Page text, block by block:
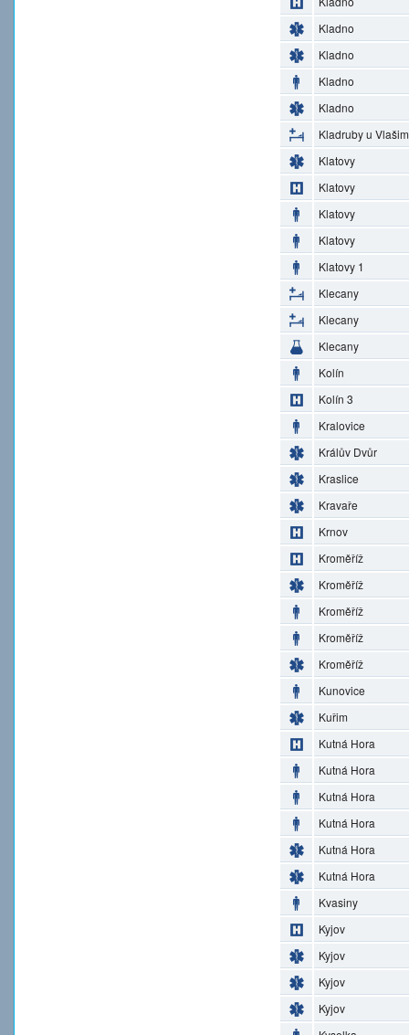
Kladno
Kladno
Kladno
Kladno
Kladruby u
Klatovy
Klatovy
Klatovy
Klatovy
Klatovy 1
Klecany
Klecany
Klecany
Kolín
Kolín 3
Kralovice
Králův Dvůr
Kraslice
Kravaře
Krnov
Kroměříž
Kroměříž
Kroměříž
Kroměříž
Kroměříž
Kunovice
Kuřim
Kutná Hora
Kutná Hora
Kutná Hora
Kutná Hora
Kutná Hora
Kutná Hora
Kvasiny
Kyjov
Kyjov
Kyjov
Kyjov